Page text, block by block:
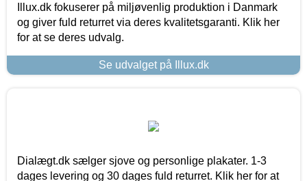
Illux.dk fokuserer på miljøvenlig produktion i Danmark
og giver fuld returret via deres kvalitetsgaranti. Klik her
for at se deres udvalg.
Se udvalget på Illux.dk
Dialægt.dk sælger sjove og personlige plakater. 1-3
dages levering og 30 dages fuld returret. Klik her for at